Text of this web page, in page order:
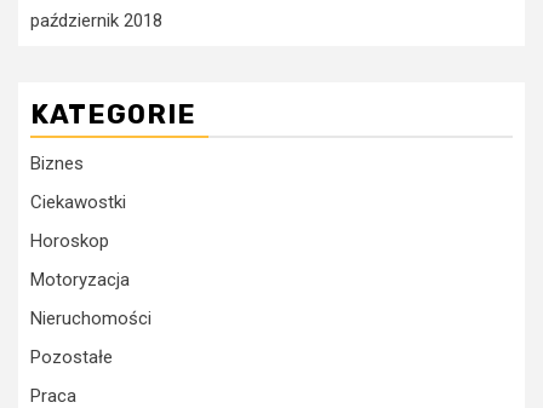
październik 2018
KATEGORIE
Biznes
Ciekawostki
Horoskop
Motoryzacja
Nieruchomości
Pozostałe
Praca